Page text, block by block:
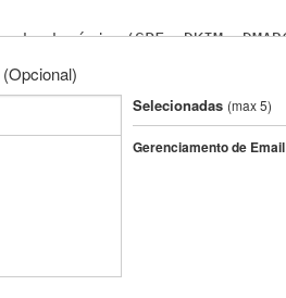
(Opcional)
Selecionadas (max 5)
Gerenciamento de Email